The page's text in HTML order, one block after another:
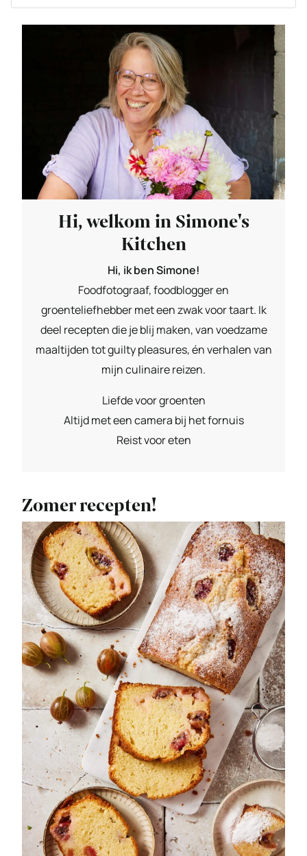
Hi, welkom in Simone's
Kitchen
Hi, ik ben Simone!
Foodfotograaf, foodblogger en
groenteliefhebber met een zwak voor taart. Ik
deel recepten die je blij maken, van voedzame
maaltijden tot guilty pleasures, én verhalen van
mijn culinaire reizen.
Liefde voor groenten
Altijd met een camera bij het fornuis
Reist voor eten
Zomer recepten!